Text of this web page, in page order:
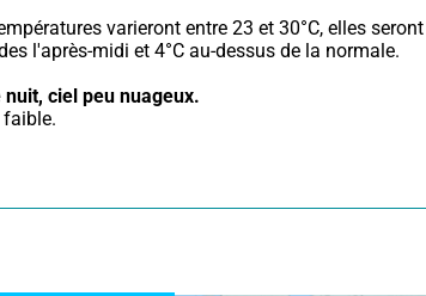
varieront entre 23 et 30°C, elles seront
l'après-midi et 4°C au-dessus de la normale.
nuit, ciel peu nuageux.
faible.